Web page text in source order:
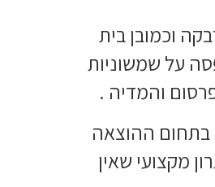
וכמובן בית
על שמשוניות
והמדיה .
בתחום ההוצאה
מקצועי שאין